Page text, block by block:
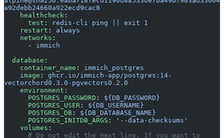
a92debb24660a922ecd9cac8
    healthcheck
:
      test
:
redis-cli ping || exit 1
    restart
: always
    networks
:
      -
immich
  database
:
    container_name
: immich_postgres
    image
: ghcr.io/immich-app/postgres:14-
vectorchord0.3.0-pgvectors0.2.0
    environment
:
      POSTGRES_PASSWORD
: ${DB_PASSWORD}
      POSTGRES_USER
: ${DB_USERNAME}
      POSTGRES_DB
: ${DB_DATABASE_NAME}
      POSTGRES_INITDB_ARGS
:
'--data-checksums'
    volumes
: